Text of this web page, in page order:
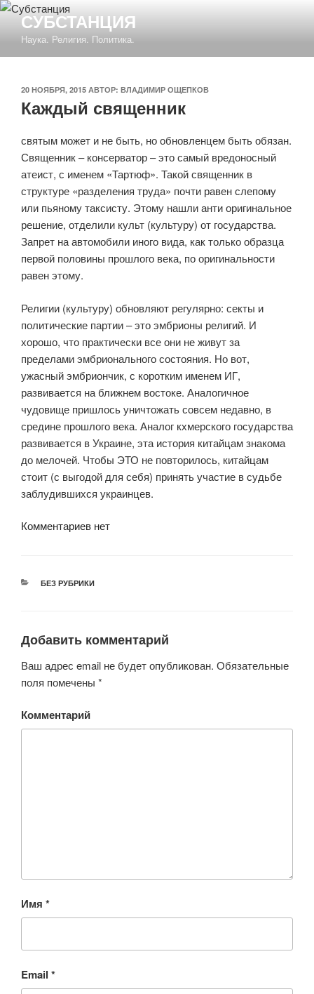
Перейти
содержимому
СУБСТАНЦИЯ
Наука. Религия. Политика.
ОПУБЛИКОВАНО
20 НОЯБРЯ, 2015 АВТОР: ВЛАДИМИР ОЩЕПКОВ
Каждый священник
святым может и не быть, но обновленцем быть обязан.
Священник – консерватор – это самый вредоносный
атеист, с именем «Тартюф». Такой священник в
структуре «разделения труда» почти равен слепому
или пьяному таксисту. Этому нашли анти оригинальное
решение, отделили культ (культуру) от государства.
Запрет на автомобили иного вида, как только образца
первой половины прошлого века, по оригинальности
равен этому.
Религии (культуру) обновляют регулярно: секты и
политические партии – это эмбрионы религий. И
хорошо, что практически все они не живут за
пределами эмбрионального состояния. Но вот,
ужасный эмбриончик, с коротким именем ИГ,
развивается на ближнем востоке. Аналогичное
чудовище пришлось уничтожать совсем недавно, в
средине прошлого века. Аналог кхмерского государства
развивается в Украине, эта история китайцам знакома
до мелочей. Чтобы ЭТО не повторилось, китайцам
стоит (с выгодой для себя) принять участие в судьбе
заблудившихся украинцев.
Комментариев нет
РУБРИКИ
БЕЗ РУБРИКИ
Добавить комментарий
Ваш адрес email не будет опубликован. Обязательные
поля помечены *
Комментарий
Имя *
Email *